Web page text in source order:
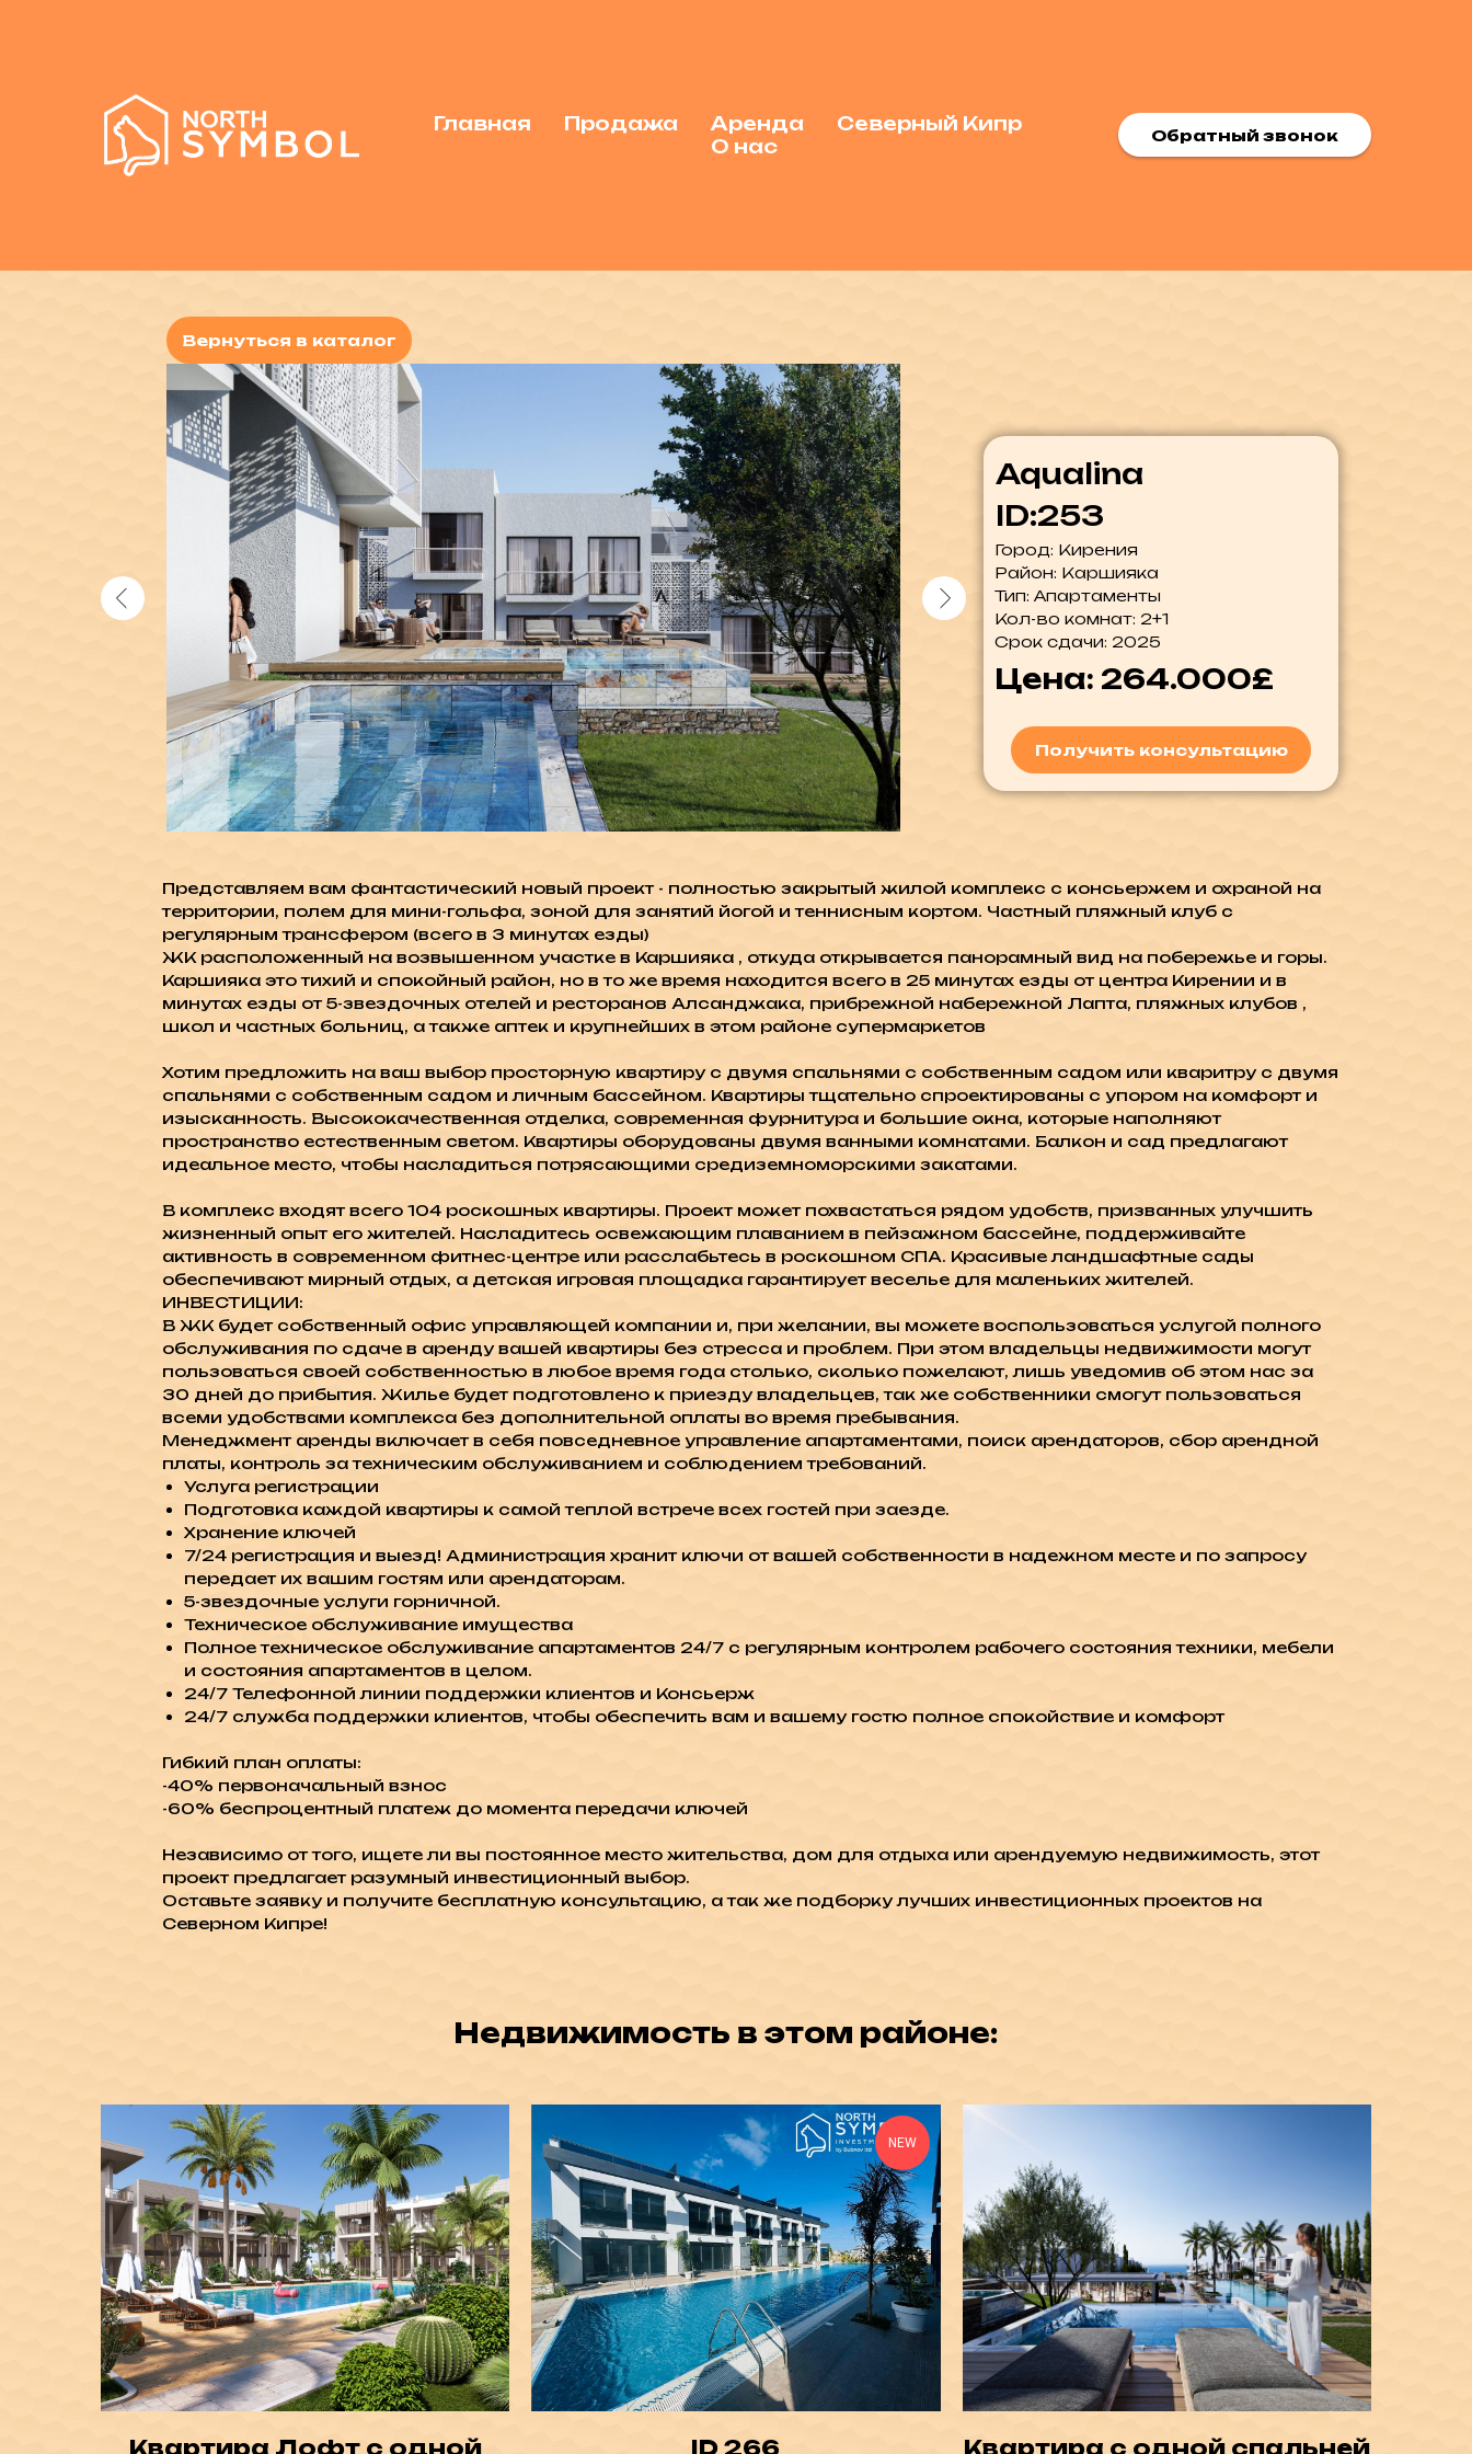
Главная Продажа Аренда
Северный Кипр
О нас
Обратный звонок
Aqualina
ID:253
Цена: 264.000£
Вернуться в каталог
Город: Кирения
Район: Каршияка
Тип: Апартаменты
Кол-во комнат: 2+1
Срок сдачи: 2025
Представляем вам фантастический новый проект - полностью закрытый жилой комплекс с консьержем и охраной на
территории, полем для мини-гольфа, зоной для занятий йогой и теннисным кортом. Частный пляжный клуб с
регулярным трансфером (всего в 3 минутах езды)
ЖК расположенный на возвышенном участке в Каршияка , откуда открывается панорамный вид на побережье и горы.
Каршияка это тихий и спокойный район, но в то же время находится всего в 25 минутах езды от центра Кирении и в
минутах езды от 5-звездочных отелей и ресторанов Алсанджака, прибрежной набережной Лапта, пляжных клубов ,
школ и частных больниц, а также аптек и крупнейших в этом районе супермаркетов
Хотим предложить на ваш выбор просторную квартиру c двумя спальнями с собственным садом или кваритру с двумя
спальнями с собственным садом и личным бассейном. Квартиры тщательно спроектированы с упором на комфорт и
изысканность. Высококачественная отделка, современная фурнитура и большие окна, которые наполняют
пространство естественным светом. Квартиры оборудованы двумя ванными комнатами. Балкон и сад предлагают
идеальное место, чтобы насладиться потрясающими средиземноморскими закатами.
В комплекс входят всего 104 роскошных квартиры. Проект может похвастаться рядом удобств, призванных улучшить
жизненный опыт его жителей. Насладитесь освежающим плаванием в пейзажном бассейне, поддерживайте
активность в современном фитнес-центре или расслабьтесь в роскошном СПА. Красивые ландшафтные сады
обеспечивают мирный отдых, а детская игровая площадка гарантирует веселье для маленьких жителей.
ИНВЕСТИЦИИ:
В ЖК будет собственный офис управляющей компании и, при желании, вы можете воспользоваться услугой полного
обслуживания по сдаче в аренду вашей квартиры без стресса и проблем. При этом владельцы недвижимости могут
пользоваться своей собственностью в любое время года столько, сколько пожелают, лишь уведомив об этом нас за
30 дней до прибытия. Жилье будет подготовлено к приезду владельцев, так же собственники смогут пользоваться
всеми удобствами комплекса без дополнительной оплаты во время пребывания.
Менеджмент аренды включает в себя повседневное управление апартаментами, поиск арендаторов, сбор арендной
платы, контроль за техническим обслуживанием и соблюдением требований.
Услуга регистрации
Подготовка каждой квартиры к самой теплой встрече всех гостей при заезде.
Хранение ключей
7/24 регистрация и выезд! Администрация хранит ключи от вашей собственности в надежном месте и по запросу
передает их вашим гостям или арендаторам.
5-звездочные услуги горничной.
Техническое обслуживание имущества
Полное техническое обслуживание апартаментов 24/7 с регулярным контролем рабочего состояния техники, мебели
и состояния апартаментов в целом.
24/7 Телефонной линии поддержки клиентов и Консьерж
24/7 служба поддержки клиентов, чтобы обеспечить вам и вашему гостю полное спокойствие и комфорт
Гибкий план оплаты:
-40% первоначальный взнос
-60% беспроцентный платеж до момента передачи ключей
Независимо от того, ищете ли вы постоянное место жительства, дом для отдыха или арендуемую недвижимость, этот
проект предлагает разумный инвестиционный выбор.
Оставьте заявку и получите бесплатную консультацию, а так же подборку лучших инвестиционных проектов на
Северном Кипре!
Получить консультацию
Недвижимость в этом районе:
Квартира Лофт с одной
NEW
ID 266 Квартира с одной спальней